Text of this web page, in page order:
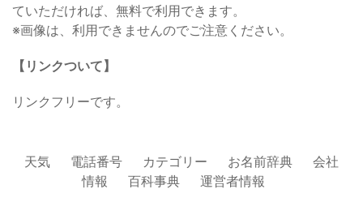
ていただければ、無料で利用できます。
※画像は、利用できませんのでご注意ください。
【リンクついて】
リンクフリーです。
天気 電話番号 カテゴリー お名前辞典
会社
情報
百科事典 運営者情報